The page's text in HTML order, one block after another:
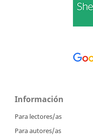
Información
Para lectores/as
Para autores/as